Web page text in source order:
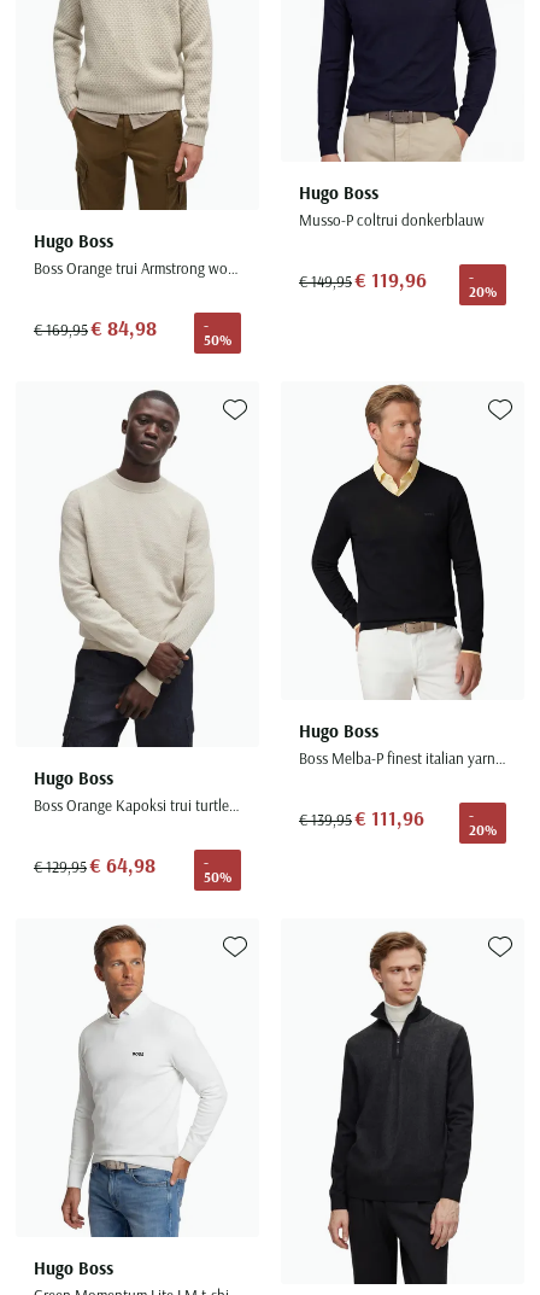
Hugo Boss
Boss Orange trui Armstrong wol beige grof gebreid
€ 169,95€ 84,98
-
50%
Hugo Boss
Musso-P coltrui donkerblauw
€ 149,95€ 119,96
-
20%
Hugo Boss
Boss Orange Kapoksi trui turtleneck beige katoen
€ 129,95€ 64,98
-
50%
Toevoegen aan favorieten
Hugo Boss
Boss Melba-P finest italian yarn zwart gebreid
€ 139,95€ 111,96
-
20%
Hugo Boss
Toevoegen aan favorieten